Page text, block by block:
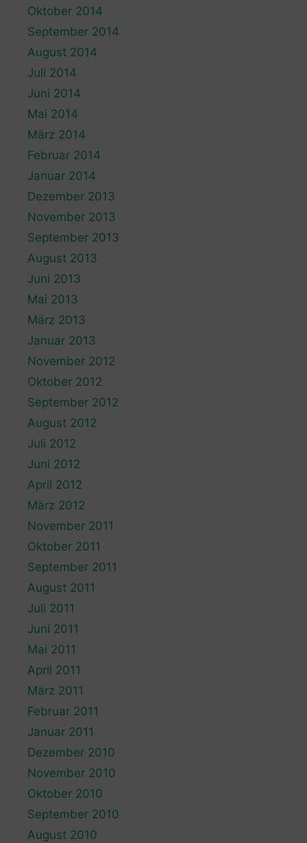
Oktober 2014
September 2014
August 2014
Juli 2014
Juni 2014
Mai 2014
März 2014
Februar 2014
Januar 2014
Dezember 2013
November 2013
September 2013
August 2013
Juni 2013
Mai 2013
März 2013
Januar 2013
November 2012
Oktober 2012
September 2012
August 2012
Juli 2012
Juni 2012
April 2012
März 2012
November 2011
Oktober 2011
September 2011
August 2011
Juli 2011
Juni 2011
Mai 2011
April 2011
März 2011
Februar 2011
Januar 2011
Dezember 2010
November 2010
Oktober 2010
September 2010
August 2010